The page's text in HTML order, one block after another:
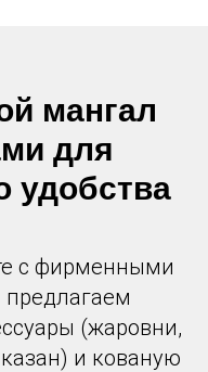
мангал
для
удобства
с фирменными
(жаровни,
и кованую